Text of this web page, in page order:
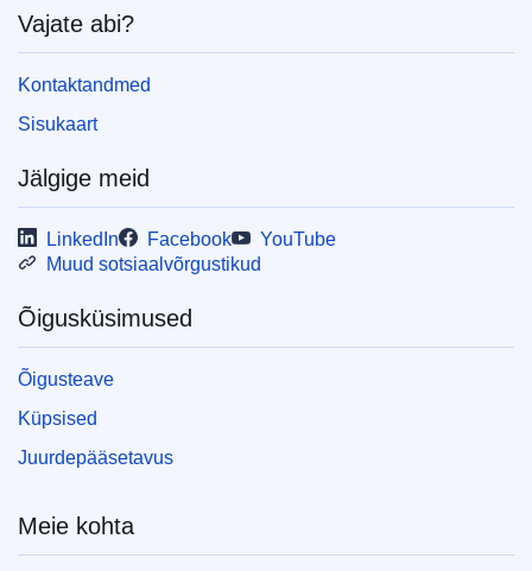
Vajate abi?
Kontaktandmed
Sisukaart
Jälgige meid
LinkedIn Facebook
YouTube
Muud sotsiaalvõrgustikud
Õigusküsimused
Õigusteave
Küpsised
Juurdepääsetavus
Meie kohta